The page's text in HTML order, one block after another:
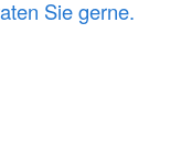
Sie gerne.